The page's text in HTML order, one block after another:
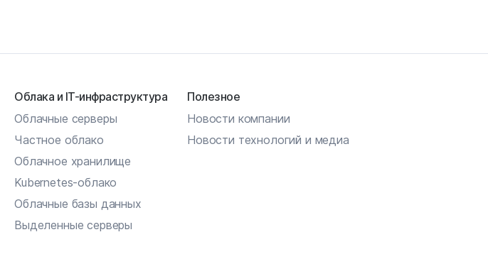
Облака и IT-инфраструктура
Облачные серверы
Частное облако
Облачное хранилище
Kubernetes-облако
Облачные базы данных
Выделенные серверы
Полезное
Новости компании
Новости технологий и медиа